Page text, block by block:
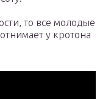
то все молодые
у кротона